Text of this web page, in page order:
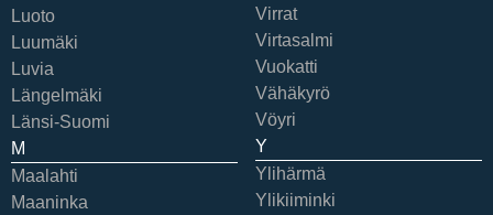
Luoto
Luumäki
Luvia
Längelmäki
Länsi-Suomi
M
Maalahti
Maaninka
Virrat
Virtasalmi
Vuokatti
Vähäkyrö
Vöyri
Y
Ylihärmä
Ylikiiminki